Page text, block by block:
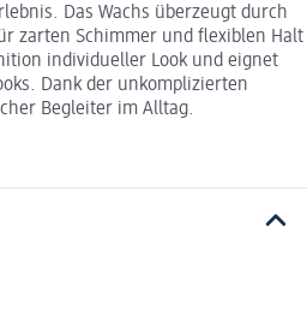
Das Wachs überzeugt durch
zarten Schimmer und flexiblen Halt
individueller Look und eignet
Dank der unkomplizierten
Begleiter im Alltag.